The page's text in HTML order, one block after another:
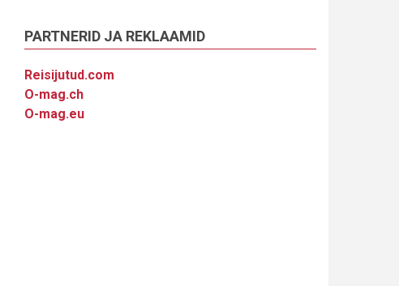
PARTNERID JA REKLAAMID
Reisijutud.com
O-mag.ch
O-mag.eu